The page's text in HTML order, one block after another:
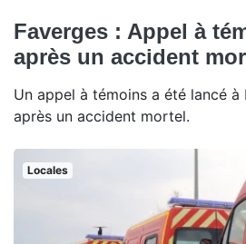
Faverges : Appel à
après un accident
Un appel à témoins a été lancé à
après un accident mortel.
Locales